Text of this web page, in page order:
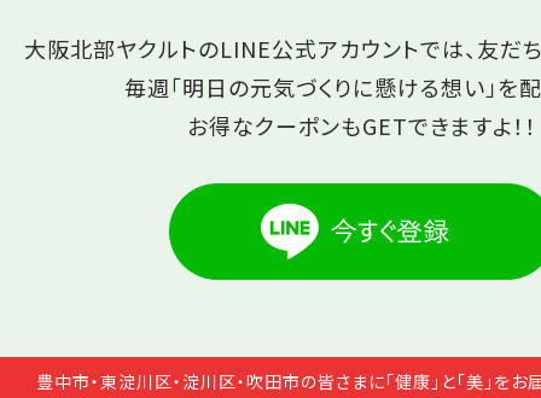
大阪北部ヤクルトのLINE公式アカウントでは、友だ
毎週「明日の元気づくりに懸ける想い」を
お得なクーポンもGETできますよ！！
豊中市・東淀川区・淀川区・吹田市の皆さまに「健康」と「美」をお